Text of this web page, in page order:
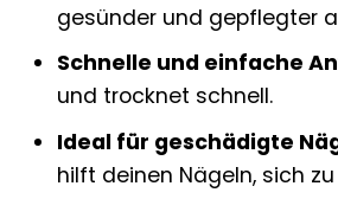
gesünder und gepflegter
Schnelle und einfache
und trocknet schnell.
Ideal für geschädigte
hilft deinen Nägeln, sich